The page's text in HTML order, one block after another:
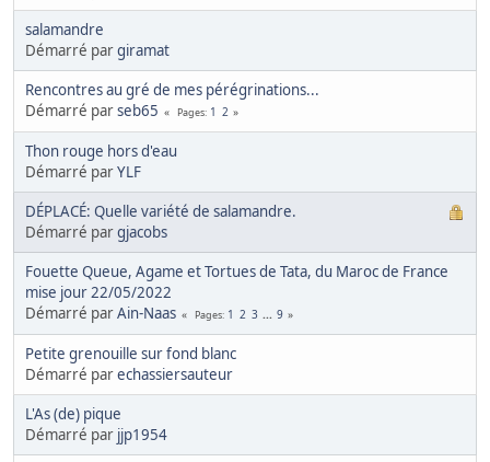
salamandre
Démarré pargiramat
Rencontres au gré de mes pérégrinations...
Démarré parseb65 Pages 1 2
Thon rouge hors d'eau
Démarré parYLF
DÉPLACÉ: Quelle variété de salamandre.
Démarré pargjacobs
Fouette Queue, Agame et Tortues de Tata, du Maroc de France
mise jour 22/05/2022
Démarré parAin-Naas Pages 1 2 3 ... 9
Petite grenouille sur fond blanc
Démarré parechassiersauteur
L'As (de) pique
Démarré par jjp1954